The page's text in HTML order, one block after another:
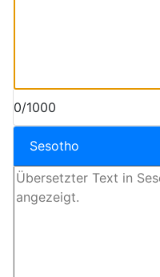
0/1000
Sesotho